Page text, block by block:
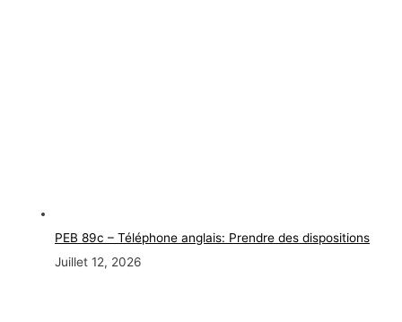
PEB 89c – Téléphone anglais: Prendre des dispositions
Juillet 12, 2026